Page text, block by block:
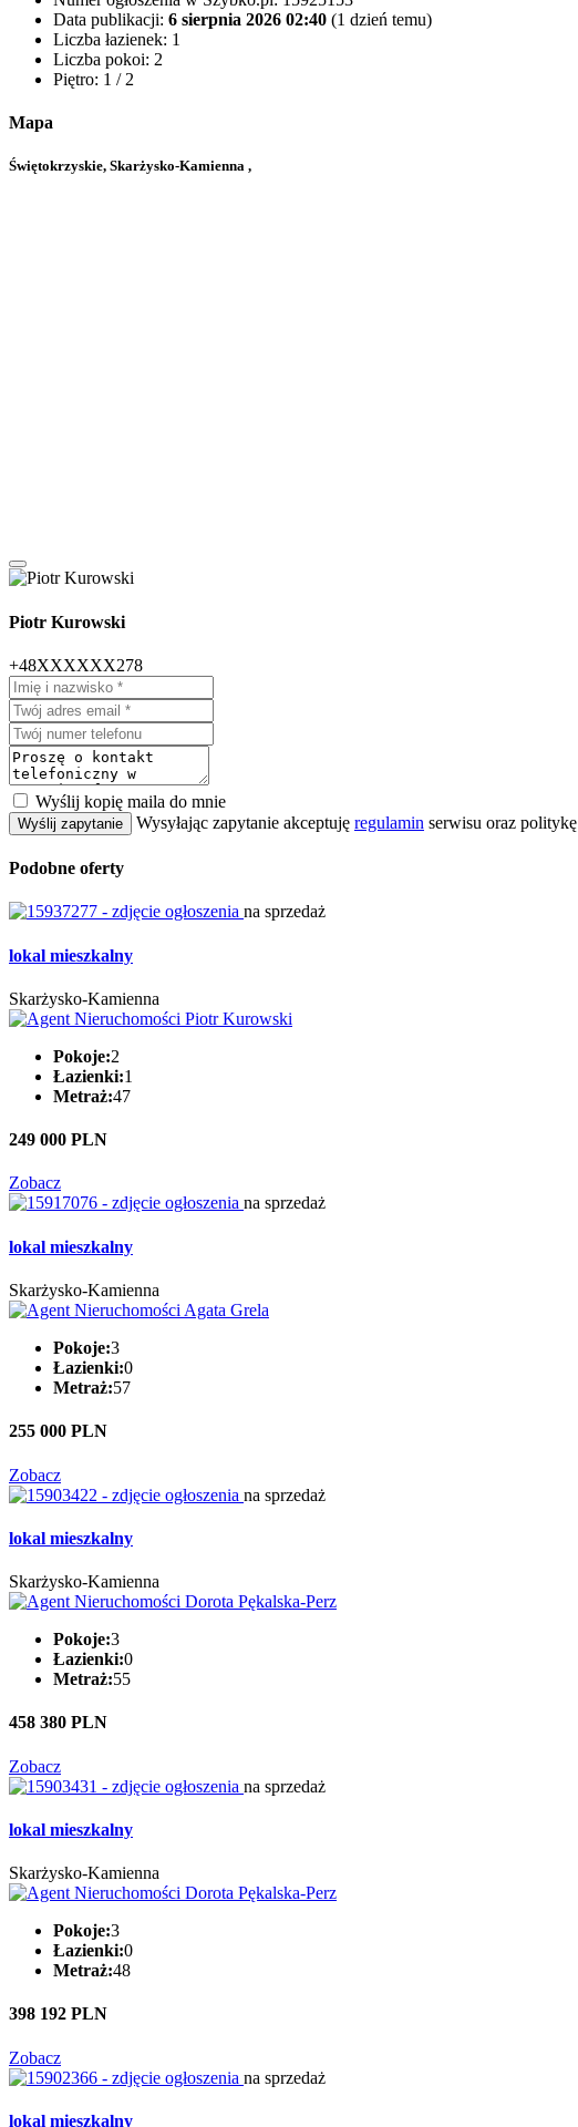
Data publikacji: 6 sierpnia 2026 02:40 (1 dzień temu)
Liczba łazienek: 1
Liczba pokoi: 2
Piętro: 1 / 2
Mapa
Świętokrzyskie, Skarżysko-Kamienna ,
Piotr Kurowski
+48XXXXXX278
Wyślij kopię maila do mnie
Wyślij zapytanie Wysyłając zapytanie akceptuję regulamin serwisu oraz politykę
Podobne oferty
na sprzedaż
lokal mieszkalny
Skarżysko-Kamienna
Pokoje:2
Łazienki:1
Metraż:47
249 000 PLN
Zobacz
na sprzedaż
lokal mieszkalny
Skarżysko-Kamienna
Pokoje:3
Łazienki:0
Metraż:57
255 000 PLN
Zobacz
na sprzedaż
lokal mieszkalny
Skarżysko-Kamienna
Pokoje:3
Łazienki:0
Metraż:55
458 380 PLN
Zobacz
na sprzedaż
lokal mieszkalny
Skarżysko-Kamienna
Pokoje:3
Łazienki:0
Metraż:48
398 192 PLN
Zobacz
na sprzedaż
lokal mieszkalny